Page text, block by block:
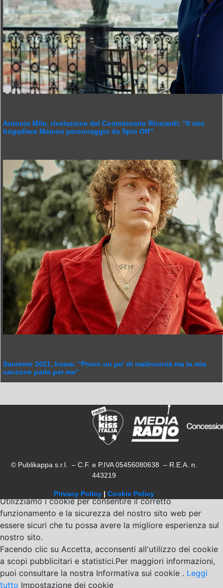
Antonio Milo, rivelazione del Commissario Ricciardi: “Il mio
brigadiere Maione personaggio da Spin Off”
Sanremo 2021, Irama: “Provo un po’ di malinconia ma la mia
canzone parla per me”
© Publikappa s.r.l. – C.F. e P.IVA 05456080638 – R.E.A. n.
443219
Privacy Policy | Cookie Policy
Utilizziamo i cookie per consentire il corretto
funzionamento e la sicurezza del nostro sito web per
essere sicuri che tu possa avere la migliore esperienza sul
nostro sito.
Facendo clic su Accetta, acconsenti all'utilizzo dei cookie
a scopi pubblicitari e statistici.Per maggiori informazioni,
puoi consultare la nostra Informativa sui cookie . Leggi
tutto Impostazione dei cookie